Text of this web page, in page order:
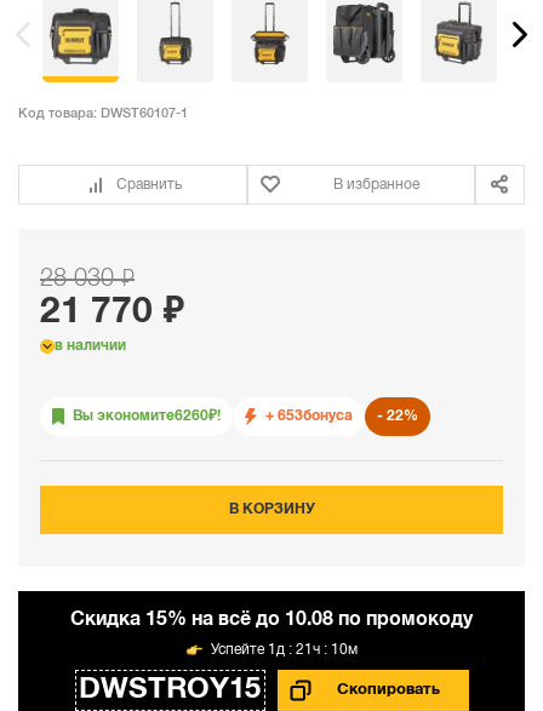
Код товара: DWST60107-1
Сравнить В избранное
28 030 ₽
21 770 ₽
в наличии
Вы экономите6260₽! + 653бонуса 22%
В КОРЗИНУ
Cкидка 15% на всё до 10.08 по промокоду
DWSTROY15
1д : 21ч : 10м